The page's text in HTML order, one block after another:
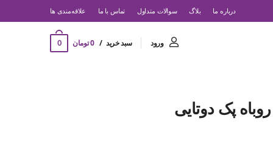
درباره ما بلاگ سوالات متداول تماس با ما ‌علاقه‌مندی ها
ورود سبد خرید 0 تومان 0
پک دوتایی